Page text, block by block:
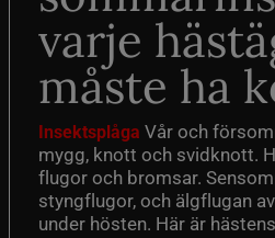
varje
måste ha
Insektsplåga Vår och
mygg, knott och svidknott.
flugor och bromsar.
styngflugor, och älgflugan
under hösten. Här är